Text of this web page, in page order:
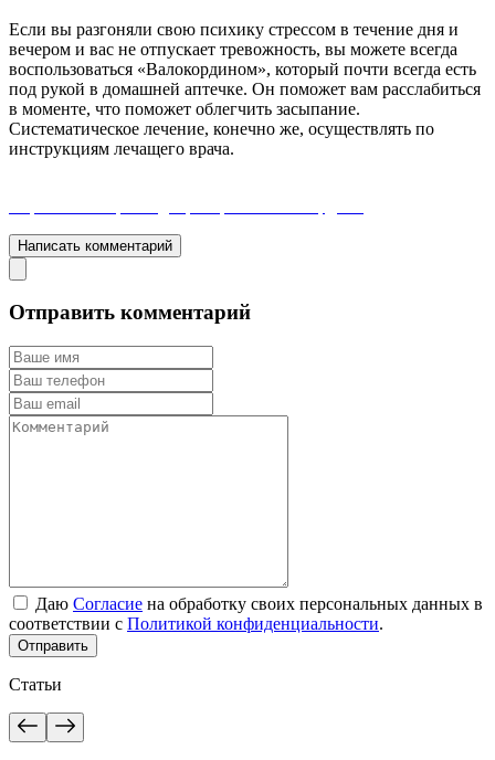
Если вы разгоняли свою психику стрессом в течение дня и
вечером и вас не отпускает тревожность, вы можете всегда
воспользоваться «Валокордином», который почти всегда есть
под рукой в домашней аптечке. Он поможет вам расслабиться
в моменте, что поможет облегчить засыпание.
Систематическое лечение, конечно же, осуществлять по
инструкциям лечащего врача.
Написать комментарий
Отправить комментарий
Даю Согласие на обработку своих персональных данных в
соответствии с Политикой конфиденциальности.
Отправить
Статьи